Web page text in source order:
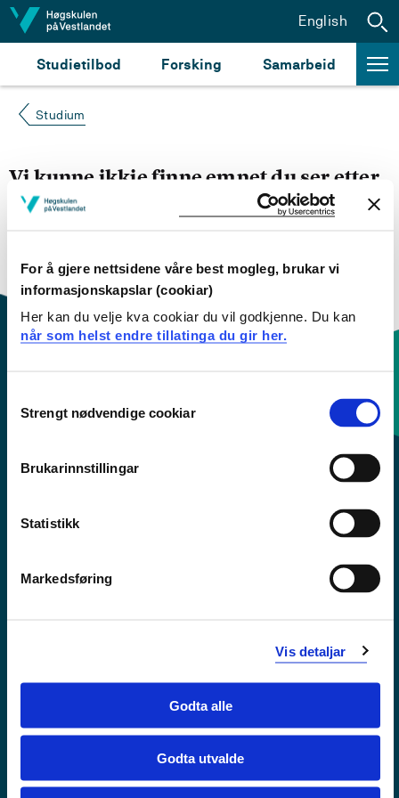
For å gjere nettsidene våre best mogleg, brukar vi
informasjonskapslar (cookiar)
Her kan du velje kva cookiar du vil godkjenne. Du kan
når som helst endre tillatinga du gir her.
Selection
Strengt nødvendige cookiar
Brukarinnstillingar
Statistikk
Markedsføring
Vis detaljar
Godta alle
Godta utvalde
Hopp til innhald
Studietilbod Forsking Samarbeid
English
Studium
Vi kunne ikkje finne emnet du ser etter
søke opp emnet du ser etter i
engelsk emneplan ved å klikke på «English».